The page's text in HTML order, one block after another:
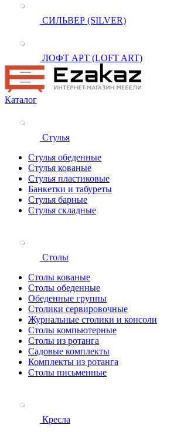
СИЛЬВЕР (SILVER)
ЛОФТ АРТ (LOFT ART)
Каталог
Стулья
Стулья обеденные
Стулья кованые
Стулья пластиковые
Банкетки и табуреты
Стулья барные
Стулья складные
Столы
Столы кованые
Столы обеденные
Обеденные группы
Столики сервировочные
Журнальные столики и консоли
Столы компьютерные
Столы из ротанга
Садовые комплекты
Комплекты из ротанга
Столы письменные
Кресла